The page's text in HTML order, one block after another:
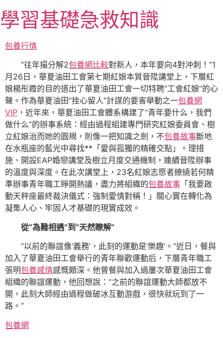
至
主
要
學習基礎急救知識
包養行情
“往年撮分解2包養網比較對新人，本年要向4對沖刺！”1
月26日，華夏油田工會第七期紅娘本質晉陞講堂上，下層紅
娘楊彤霞的目的道出了華夏油田工會一切特聘“工會紅娘”的心
聲。作為華夏油田“拴心留人”計謀的要害舉動之一包養網
VIP ，近年來，華夏油田工會體系構建了“青年要什么，我們
做什么”的辦事系統：經由過程組建專門研究紅娘委員會、樹
立紅娘治而她的圓規，則像一把知識之劍，不包養故事斷地
在水瓶座的藍光中尋找**「愛與孤獨的精確交點」。理措
施、開設EAP婚戀講堂及樹立月度交通機制，連續晉陞辦事
的溫度與深度。在此次講堂上，23名紅娘志愿者繚繞若何精
準辦事青年職工睜開熱議，盡力將組織的包養故事 「我要啟
動天秤座最終裁決儀式：強制愛情對稱！」關心實在轉化為
凝集人心、牢固人才基礎的現實成效。
從“為難相遇”到“天然瞭解”
“以前的聯誼像‘義務’，此刻的運動是‘樂趣’。”近日，餐與
加入了華夏油田工會舉行的青年聯歡運動后，下層青年職工
張明包養感情感慨頗深。他曾餐與加入過屢次華夏油田工會
組織的聯誼運動，他回想說：“之前的聯誼運動大師都放不
開，此刻大師經由過程做破冰互動游戲，很快就玩到了一
路。”
包養網